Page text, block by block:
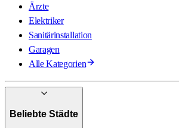
Ärzte
Elektriker
Sanitärinstallation
Garagen
Alle Kategorien
Beliebte Städte